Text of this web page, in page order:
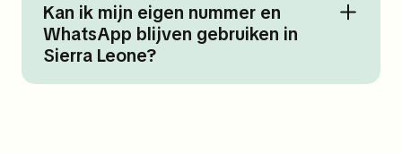
Kan ik mijn eigen nummer en
WhatsApp blijven gebruiken in
Sierra Leone?